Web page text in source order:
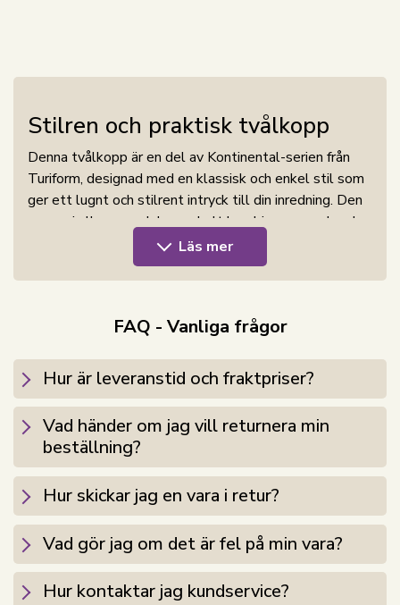
Stilren och praktisk tvålkopp
Denna tvålkopp är en del av Kontinental-serien från
Turiform, designad med en klassisk och enkel stil som
ger ett lugnt och stilrent intryck till din inredning. Den
passar i alla rum och kan enkelt kombineras med andra
element från samma serie för att skapa en enhetlig
och sammanhängande stil i ditt badrum.
Tvålkoppens storlek gör den idealisk för användning i
både stora och små badrum. Den är tillräckligt stor för
att rymma en bra mängd tvål eller smycken, men
lagom liten för att inte ta för mycket plats på
badrumsbänken. Detta gör den till ett praktiskt
tillbehör för alla badrum.
Se ett urval av liknande produkter i kategorin
Badrumstillbehör
Läs mer
FAQ - Vanliga frågor
Hur är leveranstid och fraktpriser?
Vad händer om jag vill returnera min
beställning?
Hur skickar jag en vara i retur?
Vad gör jag om det är fel på min vara?
Hur kontaktar jag kundservice?